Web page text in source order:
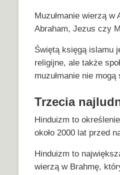
Muzułmanie wierzą
Abraham, Jezus czy
Świętą księgą islamu
religijne, ale także
muzułmanie nie
Trzecia
Hinduizm to
około 2000 lat przed
Hinduizm to
wierzą w Brahmę,